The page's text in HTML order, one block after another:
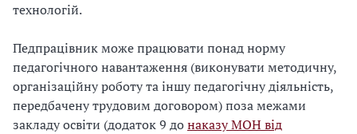
технологій.
Педпрацівник може працювати понад норму
педагогічного навантаження (виконувати методичну,
організаційну роботу та іншу педагогічну діяльність,
передбачену трудовим договором) поза межами
закладу освіти (додаток 9 донаказу МОН від